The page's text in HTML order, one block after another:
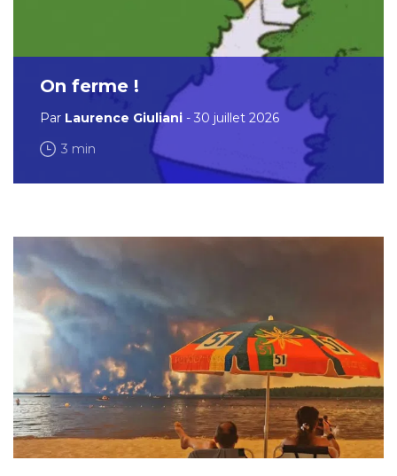
On ferme !
Par Laurence Giuliani - 30 juillet 2026
3 min